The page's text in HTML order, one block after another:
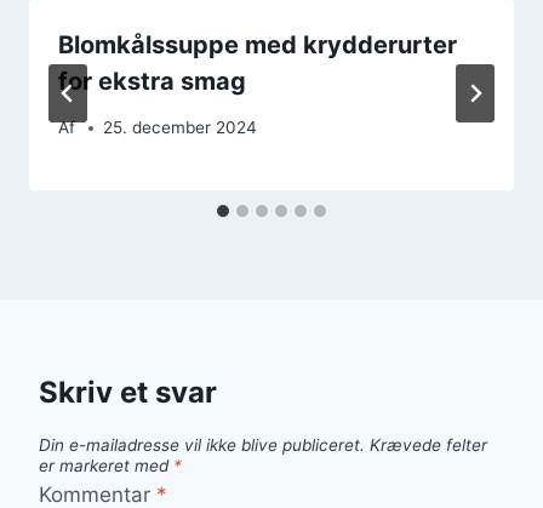
Blomkålssuppe med krydderurter
for ekstra smag
Af 25. december 2024
Skriv et svar
Din e-mailadresse vil ikke blive publiceret. Krævede felter
er markeret med *
Kommentar *